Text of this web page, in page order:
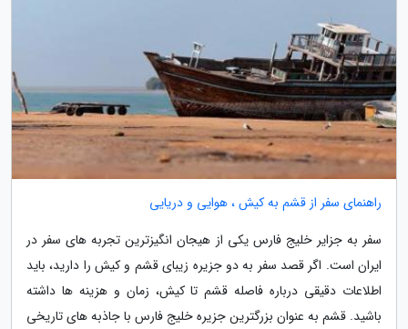
راهنمای سفر از قشم به کیش ، هوایی و دریایی
سفر به جزایر خلیج فارس یکی از هیجان انگیزترین تجربه های سفر در
ایران است. اگر قصد سفر به دو جزیره زیبای قشم و کیش را دارید، باید
اطلاعات دقیقی درباره فاصله قشم تا کیش، زمان و هزینه ها داشته
باشید. قشم به عنوان بزرگترین جزیره خلیج فارس با جاذبه های تاریخی